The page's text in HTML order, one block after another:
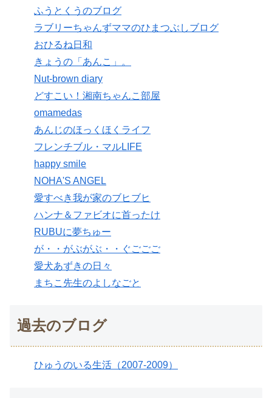
ふうとくうのブログ
ラブリーちゃんずママのひまつぶしブログ
おひるね日和
きょうの「あんこ」。
Nut-brown diary
どすこい！湘南ちゃんこ部屋
omamedas
あんじのほっくほくライフ
フレンチブル・マルLIFE
happy smile
NOHA'S ANGEL
愛すべき我が家のブヒブヒ
ハンナ＆ファビオに首ったけ
RUBUに夢ちゅー
が・・がぶがぶ・・ぐごごご
愛犬あずきの日々
まちこ先生のよしなごと
過去のブログ
ひゅうのいる生活（2007-2009）